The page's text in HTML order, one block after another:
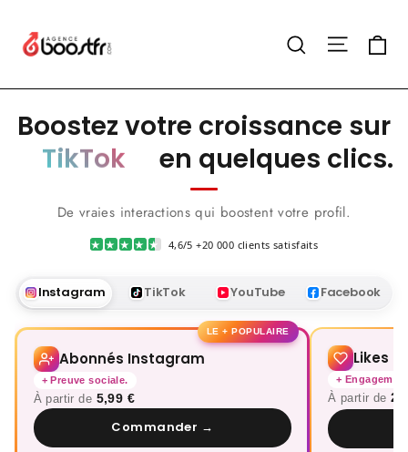
contenu
Agence
BoostFR
Rechercher
Boostez votre croissance sur
Instagram
TikTok
Facebook
en quelques clics.
De vraies interactions qui boostent votre profil.
★ ★ ★ ★ ★ 4,6/5 +20 000 clients satisfaits
Instagram TikTok YouTube Facebook
LE + POPULAIRE
Abonnés Instagram
+ Preuve sociale.
À partir de 5,99 €
Commander →
Likes
+
À partir de